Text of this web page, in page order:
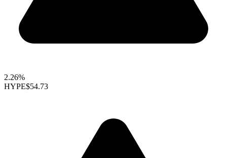
2.26%
HYPE$54.73